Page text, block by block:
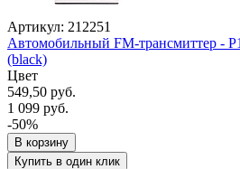
Артикул: 212251
Автомобильный FM-трансмиттер -
(black)
Цвет
549,50 руб.
1 099 руб.
-50%
В корзину
Купить в один клик